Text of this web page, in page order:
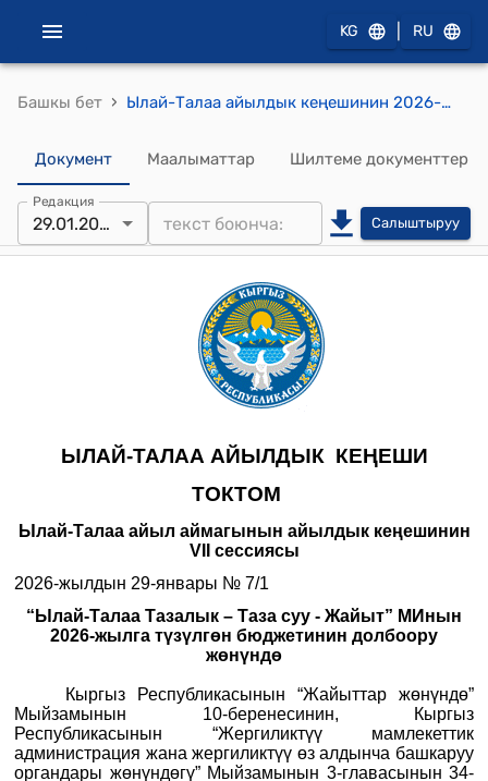
KG RU
Башкы бет › Ылай-Талаа айылдык кеңешинин 2026-жылдын 29-январындагы №7/1 "“Ылай-Талаа Тазалык-Таза суу - Жайыт” МИнын 2026-жылга түзүлгөн бюджетинин долбоору жөнүндө" токтому.
Документ Маалыматтар Шилтеме документтер
Редакция
29.01.2026 Салыштыруу